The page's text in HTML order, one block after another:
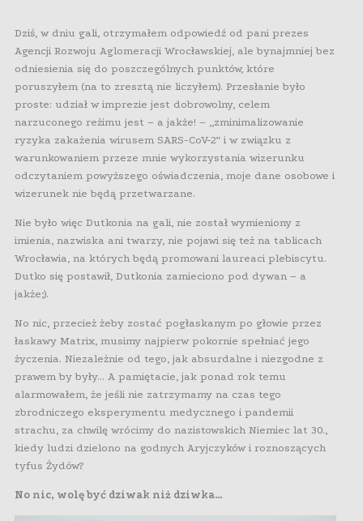
Dziś, w dniu gali, otrzymałem odpowiedź od pani prezes
Agencji Rozwoju Aglomeracji Wrocławskiej, ale bynajmniej bez
odniesienia się do poszczególnych punktów, które
poruszyłem (na to zresztą nie liczyłem). Przesłanie było
proste: udział w imprezie jest dobrowolny, celem
narzuconego reżimu jest – a jakże! – „zminimalizowanie
ryzyka zakażenia wirusem SARS-CoV-2” i w związku z
warunkowaniem przeze mnie wykorzystania wizerunku
odczytaniem powyższego oświadczenia, moje dane osobowe i
wizerunek nie będą przetwarzane.
Nie było więc Dutkonia na gali, nie został wymieniony z
imienia, nazwiska ani twarzy, nie pojawi się też na tablicach
Wrocławia, na których będą promowani laureaci plebiscytu.
Dutko się postawił, Dutkonia zamieciono pod dywan – a
jakże;).
No nic, przecież żeby zostać pogłaskanym po głowie przez
łaskawy Matrix, musimy najpierw pokornie spełniać jego
życzenia. Niezależnie od tego, jak absurdalne i niezgodne z
prawem by były… A pamiętacie, jak ponad rok temu
alarmowałem, że jeśli nie zatrzymamy na czas tego
zbrodniczego eksperymentu medycznego i pandemii
strachu, za chwilę wrócimy do nazistowskich Niemiec lat 30.,
kiedy ludzi dzielono na godnych Aryjczyków i roznoszących
tyfus Żydów?
No nic, wolę być dziwak niż dziwka…